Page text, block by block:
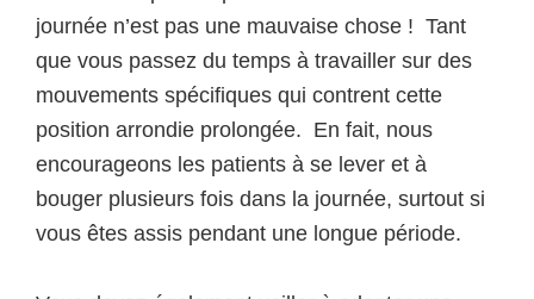
journée n’est pas une mauvaise chose ! Tant
que vous passez du temps à travailler sur des
mouvements spécifiques qui contrent cette
position arrondie prolongée. En fait, nous
encourageons les patients à se lever et à
bouger plusieurs fois dans la journée, surtout si
vous êtes assis pendant une longue période.